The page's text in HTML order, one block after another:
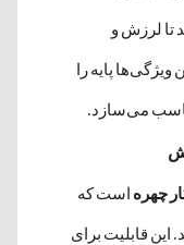
تا لرزش و
پایه را
می‌سازد.
چهره است که
قابلیت برای